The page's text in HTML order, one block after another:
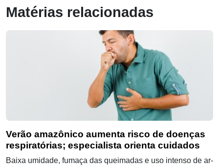
Matérias relacionadas
Verão amazônico aumenta risco de doenças
respiratórias; especialista orienta cuidados
Baixa umidade, fumaça das queimadas e uso intenso de ar-